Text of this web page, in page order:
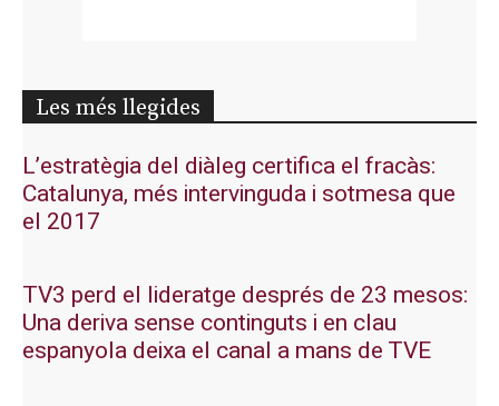
Les més llegides
L’estratègia del diàleg certifica el fracàs:
Catalunya, més intervinguda i sotmesa que
el 2017
TV3 perd el lideratge després de 23 mesos:
Una deriva sense continguts i en clau
espanyola deixa el canal a mans de TVE